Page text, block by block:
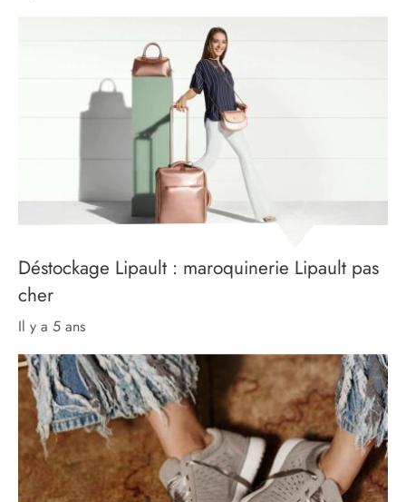
Déstockage Lipault : maroquinerie Lipault pas
cher
il y a 5 ans